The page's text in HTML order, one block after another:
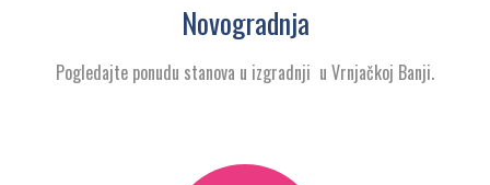
Novogradnja
Pogledajte ponudu stanova u izgradnji u Vrnjačkoj Banji.